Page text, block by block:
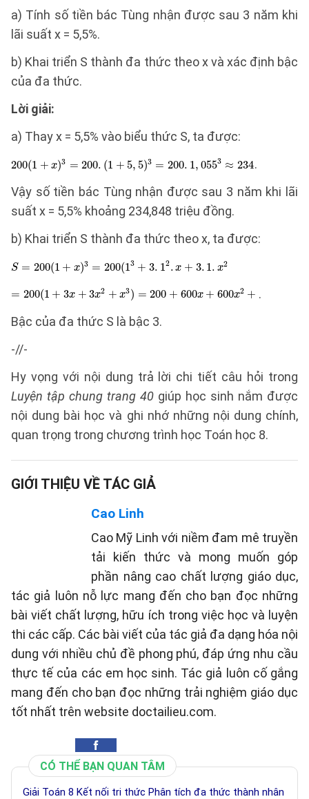
a) Tính số tiền bác Tùng nhận được sau 3 năm khi
lãi suất x = 5,5%.
b) Khai triển S thành đa thức theo x và xác định bậc
của đa thức.
Lời giải:
a) Thay x = 5,5% vào biểu thức S, ta được:
.
Vậy số tiền bác Tùng nhận được sau 3 năm khi lãi
suất x = 5,5% khoảng 234,848 triệu đồng.
b) Khai triển S thành đa thức theo x, ta được:
.
Bậc của đa thức S là bậc 3.
-//-
Hy vọng với nội dung trả lời chi tiết câu hỏi trong
Luyện tập chung trang 40 giúp học sinh nắm được
nội dung bài học và ghi nhớ những nội dung chính,
quan trọng trong chương trình học Toán học 8.
GIỚI THIỆU VỀ TÁC GIẢ
Cao Linh
Cao Mỹ Linh với niềm đam mê truyền
tải kiến thức và mong muốn góp
phần nâng cao chất lượng giáo dục,
tác giả luôn nỗ lực mang đến cho bạn đọc những
bài viết chất lượng, hữu ích trong việc học và luyện
thi các cấp. Các bài viết của tác giả đa dạng hóa nội
dung với nhiều chủ đề phong phú, đáp ứng nhu cầu
thực tế của các em học sinh. Tác giả luôn cố gắng
mang đến cho bạn đọc những trải nghiệm giáo dục
tốt nhất trên website doctailieu.com.
CÓ THỂ BẠN QUAN TÂM
Giải Toán 8 Kết nối tri thức Phân tích đa thức thành nhân